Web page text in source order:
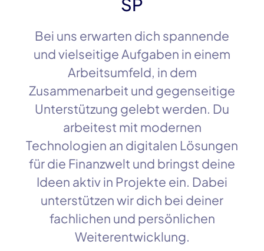
Bei uns erwarten dich spannende
und vielseitige Aufgaben in einem
Arbeitsumfeld, in dem
Zusammenarbeit und gegenseitige
Unterstützung gelebt werden. Du
arbeitest mit modernen
Technologien an digitalen Lösungen
für die Finanzwelt und bringst deine
Ideen aktiv in Projekte ein. Dabei
unterstützen wir dich bei deiner
fachlichen und persönlichen
Weiterentwicklung.